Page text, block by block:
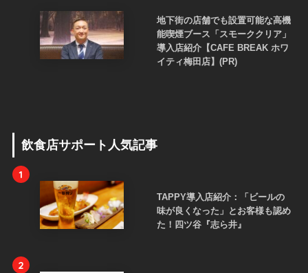
地下街の店舗でも設置可能な高機
能喫煙ブース「スモーククリア」
導入店紹介【CAFE BREAK ホワ
イティ梅田店】(PR)
飲食店サポート人気記事
1
TAPPY導入店紹介：「ビールの
味が良くなった」とお客様も認め
た！四ツ谷『志ら井』
2